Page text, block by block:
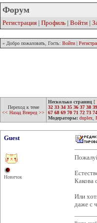
Форум
Регистрация | Профиль | Войти |
» Добро пожаловать, Гость: Войти |
Переход к теме
<< Назад Вперед >>
Несколько страниц [
32 33 34 35 36 37 38 39
67 68 69 70 71 72 73 74
Модераторы: duplex
Guest
Новичок
Какова
Или
даже с